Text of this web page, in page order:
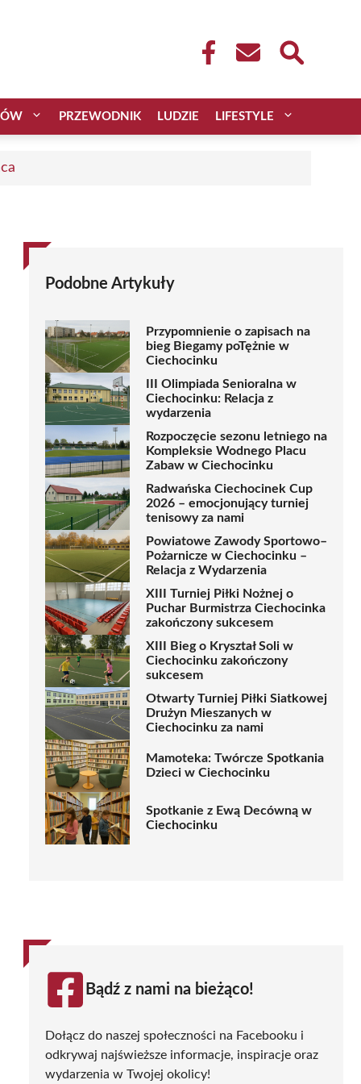
PRZEWODNIK LUDZIE LIFESTYLE
Podobne Artykuły
Przypomnienie o zapisach na
bieg Biegamy poTężnie w
Ciechocinku
III Olimpiada Senioralna w
Ciechocinku: Relacja z
wydarzenia
Rozpoczęcie sezonu letniego na
Kompleksie Wodnego Placu
Zabaw w Ciechocinku
Radwańska Ciechocinek Cup
2026 – emocjonujący turniej
tenisowy za nami
Powiatowe Zawody Sportowo–
Pożarnicze w Ciechocinku –
Relacja z Wydarzenia
XIII Turniej Piłki Nożnej o
Puchar Burmistrza Ciechocinka
zakończony sukcesem
XIII Bieg o Kryształ Soli w
Ciechocinku zakończony
sukcesem
Otwarty Turniej Piłki Siatkowej
Drużyn Mieszanych w
Ciechocinku za nami
Mamoteka: Twórcze Spotkania
Dzieci w Ciechocinku
Spotkanie z Ewą Decówną w
Ciechocinku
Bądź z nami na bieżąco!
Dołącz do naszej społeczności na Facebooku i
odkrywaj najświeższe informacje, inspiracje oraz
wydarzenia w Twojej okolicy!